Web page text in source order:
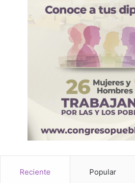
Reciente Popular